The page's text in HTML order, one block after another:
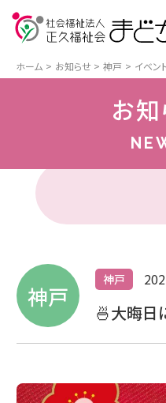
ホーム お知らせ 神戸 イベン
お
神戸
神戸
🍜大晦日